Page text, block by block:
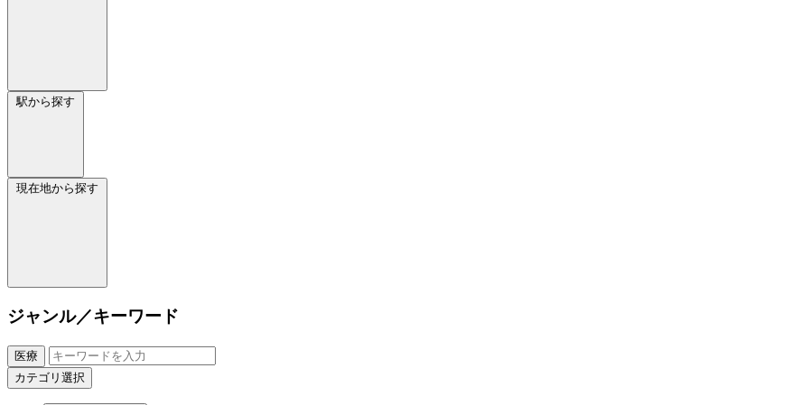
駅から探す
現在地から探す
ジャンル／キーワード
医療
カテゴリ選択